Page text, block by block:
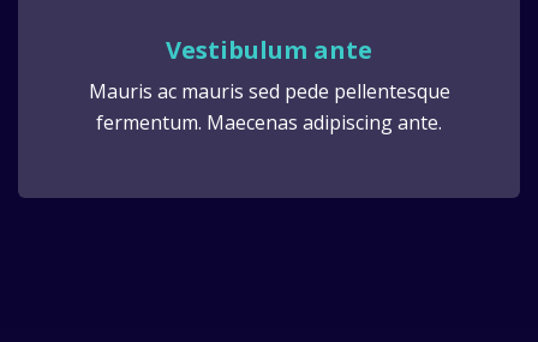
Vestibulum ante
Mauris ac mauris sed pede pellentesque
fermentum. Maecenas adipiscing ante.